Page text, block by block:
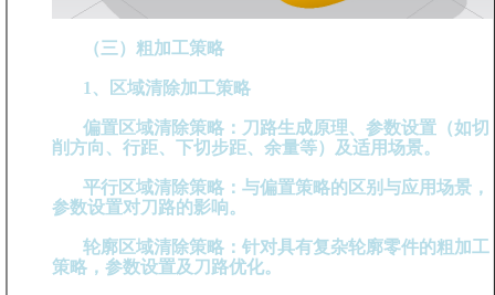
（三）粗加工策略
1、区域清除加工策略
偏置区域清除策略：刀路生成原理、参数设置（如切
削方向、行距、下切步距、余量等）及适用场景。
平行区域清除策略：与偏置策略的区别与应用场景，
参数设置对刀路的影响。
轮廓区域清除策略：针对具有复杂轮廓零件的粗加工
策略，参数设置及刀路优化。